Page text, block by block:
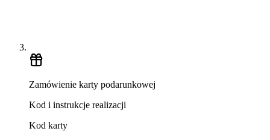
Zamówienie karty podarunkowej
Kod i instrukcje realizacji
Kod karty